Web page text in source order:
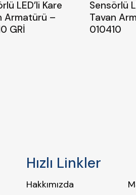
LED’li Kare
Armatürü –
GRİ
Sensörlü
Tavan
010410
Hızlı Linkler
Hakkımızda